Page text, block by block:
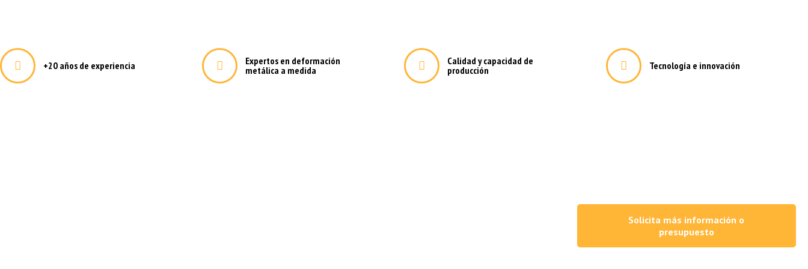
+20 años de experiencia
Expertos en deformación
metálica a medida
Calidad y capacidad de
producción
Tecnología e innovación
Solicita más información o
presupuesto